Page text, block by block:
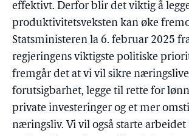
effektivt. Derfor blir det viktig å
produktivitetsveksten kan øke
Statsministeren la 6. februar 2025
regjeringens viktigste politiske
fremgår det at vi vil sikre
forutsigbarhet, legge til rette for
private investeringer og et mer
næringsliv. Vi vil også starte arbeidet